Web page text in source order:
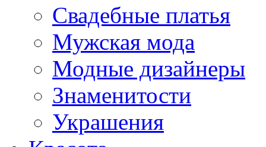
Свадебные платья
Мужская мода
Модные дизайнеры
Знаменитости
Украшения